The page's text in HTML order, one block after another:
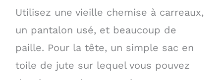
Utilisez une vieille chemise à carreaux,
un pantalon usé, et beaucoup de
paille. Pour la tête, un simple sac en
toile de jute sur lequel vous pouvez